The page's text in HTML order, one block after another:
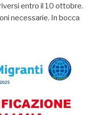
entro il 10 ottobre.
necessarie. In bocca